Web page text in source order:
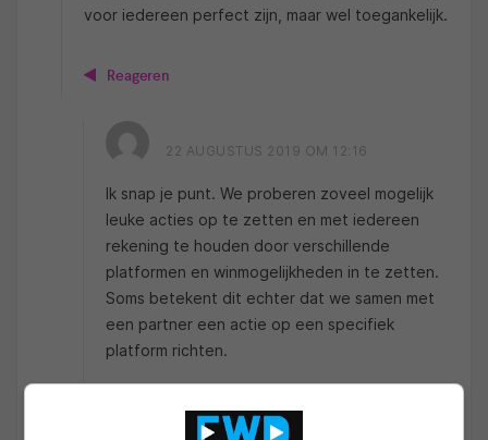
voor iedereen perfect zijn, maar wel toegankelijk.
Reageren
22 AUGUSTUS 2019 OM 12:16
Ik snap je punt. We proberen zoveel mogelijk
leuke acties op te zetten en met iedereen
rekening te houden door verschillende
platformen en winmogelijkheden in te zetten.
Soms betekent dit echter dat we samen met
een partner een actie op een specifiek
platform richten.
Reageren